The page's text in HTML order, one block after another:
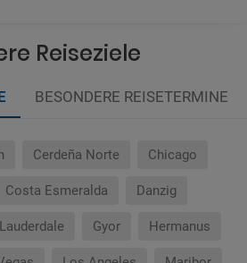
Reiseziele
BESONDERE REISETERMINE
Cerdeña Norte Chicago
Costa Esmeralda Danzig
Gyor Hermanus